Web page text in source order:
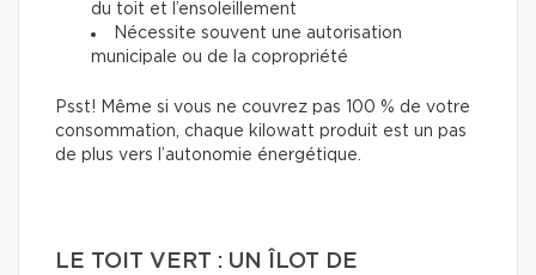
du toit et l’ensoleillement
Nécessite souvent une autorisation
municipale ou de la copropriété
Psst! Même si vous ne couvrez pas 100 % de votre
consommation, chaque kilowatt produit est un pas
de plus vers l’autonomie énergétique.
LE TOIT VERT : UN ÎLOT DE